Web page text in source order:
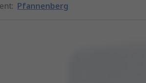
: Pfannenberg